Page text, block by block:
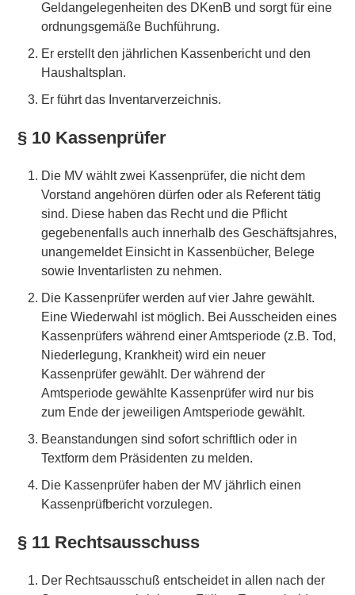
Geldangelegenheiten des DKenB und sorgt für eine
ordnungsgemäße Buchführung.
Er erstellt den jährlichen Kassenbericht und den
Haushaltsplan.
Er führt das Inventarverzeichnis.
§ 10 Kassenprüfer
Die MV wählt zwei Kassenprüfer, die nicht dem
Vorstand angehören dürfen oder als Referent tätig
sind. Diese haben das Recht und die Pflicht
gegebenenfalls auch innerhalb des Geschäftsjahres,
unangemeldet Einsicht in Kassenbücher, Belege
sowie Inventarlisten zu nehmen.
Die Kassenprüfer werden auf vier Jahre gewählt.
Eine Wiederwahl ist möglich. Bei Ausscheiden eines
Kassenprüfers während einer Amtsperiode (z.B. Tod,
Niederlegung, Krankheit) wird ein neuer
Kassenprüfer gewählt. Der während der
Amtsperiode gewählte Kassenprüfer wird nur bis
zum Ende der jeweiligen Amtsperiode gewählt.
Beanstandungen sind sofort schriftlich oder in
Textform dem Präsidenten zu melden.
Die Kassenprüfer haben der MV jährlich einen
Kassenprüfbericht vorzulegen.
§ 11 Rechtsausschuss
Der Rechtsausschuß entscheidet in allen nach der